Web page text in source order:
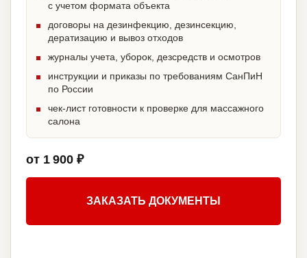
с учетом формата объекта
договоры на дезинфекцию, дезинсекцию,
дератизацию и вывоз отходов
журналы учета, уборок, дезсредств и осмотров
инструкции и приказы по требованиям СанПиН
по России
чек-лист готовности к проверке для массажного
салона
от 1 900 ₽
ЗАКАЗАТЬ ДОКУМЕНТЫ